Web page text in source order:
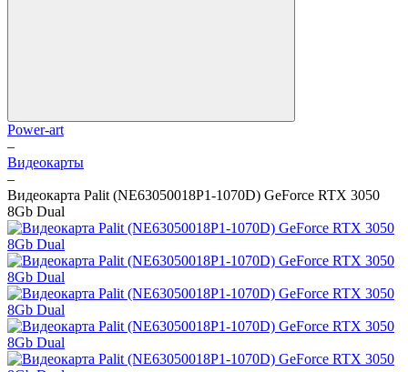
Power-art
–
Видеокарты
–
Видеокарта Palit (NE63050018P1-1070D) GeForce RTX 3050
8Gb Dual